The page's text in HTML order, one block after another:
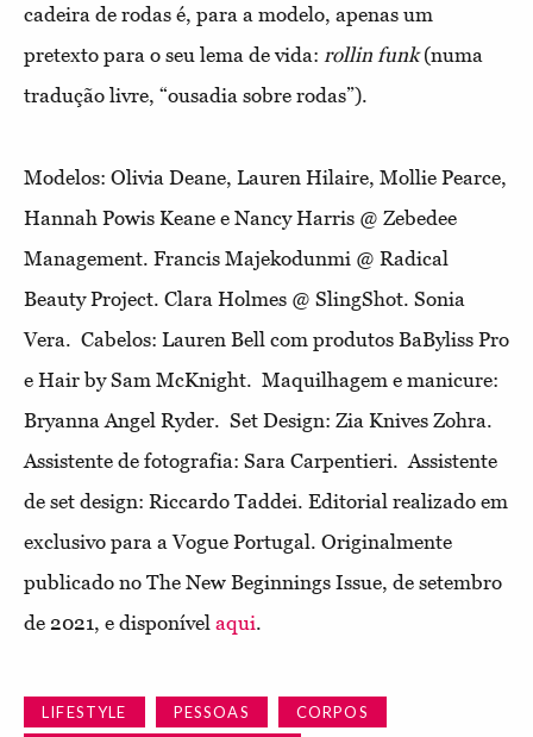
cadeira de rodas é, para a modelo, apenas um
pretexto para o seu lema de vida: rollin funk(numa
tradução livre, “ousadia sobre rodas”).
Modelos: Olivia Deane, Lauren Hilaire, Mollie Pearce,
Hannah Powis Keane e Nancy Harris @ Zebedee
Management. Francis Majekodunmi @ Radical
Beauty Project. Clara Holmes @ SlingShot. Sonia
Vera. Cabelos: Lauren Bell com produtos BaByliss Pro
e Hair by Sam McKnight. Maquilhagem e manicure:
Bryanna Angel Ryder. Set Design: Zia Knives Zohra.
Assistente de fotografia: Sara Carpentieri. Assistente
de set design: Riccardo Taddei. Editorial realizado em
exclusivo para a Vogue Portugal. Originalmente
publicado no The New Beginnings Issue, de setembro
de 2021, e disponível aqui.
LIFESTYLE PESSOAS
CORPOS